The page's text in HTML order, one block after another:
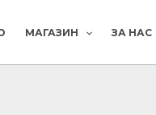
МАГАЗИН ЗА НАС